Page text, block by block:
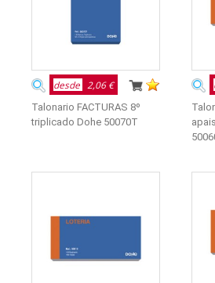
desde 2,06 €
Talonario FACTURAS 8º
triplicado Dohe 50070T